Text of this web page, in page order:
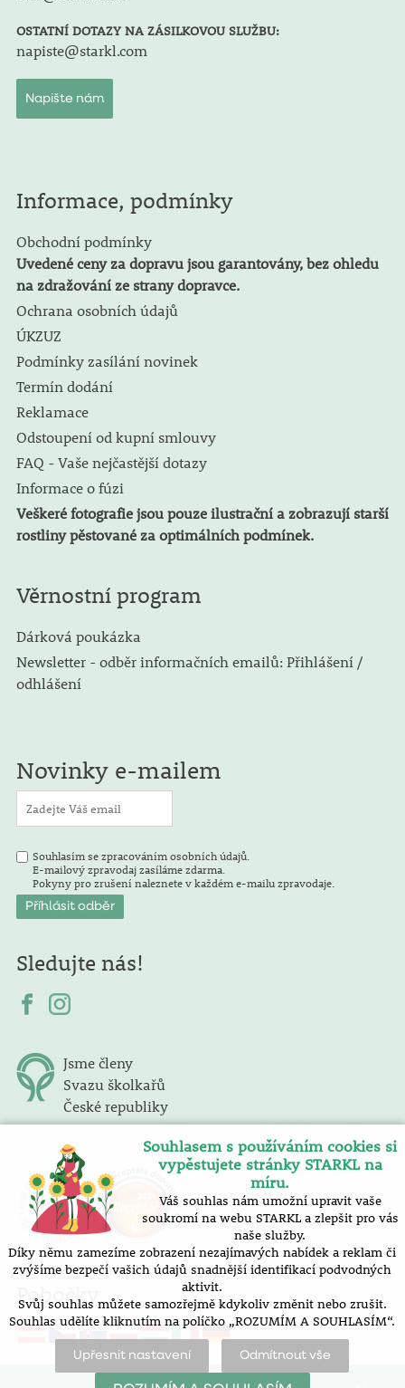
OSTATNÍ DOTAZY NA ZÁSILKOVOU SLUŽBU:
napiste@starkl.com
Napište nám
Informace, podmínky
Obchodní podmínky
Uvedené ceny za dopravu jsou garantovány, bez ohledu
na zdražování ze strany dopravce.
Ochrana osobních údajů
ÚKZUZ
Podmínky zasílání novinek
Termín dodání
Reklamace
Odstoupení od kupní smlouvy
FAQ - Vaše nejčastější dotazy
Informace o fúzi
Veškeré fotografie jsou pouze ilustrační a zobrazují starší
rostliny pěstované za optimálních podmínek.
Věrnostní program
Dárková poukázka
Newsletter - odběr informačních emailů: Přihlášení /
odhlášení
Novinky e-mailem
Souhlasím se zpracováním osobních údajů.
E-mailový zpravodaj zasíláme zdarma.
Pokyny pro zrušení naleznete v každém e-mailu zpravodaje.
Sledujte nás!
Jsme členy
Svazu školkařů
České republiky
Pobočky
Souhlasem s používáním cookies si
vypěstujete stránky STARKL na
míru.
Váš souhlas nám umožní upravit vaše
soukromí na webu STARKL a zlepšit pro vás
naše služby.
Díky němu zamezíme zobrazení nezajímavých nabídek a reklam či
zvýšíme bezpečí vašich údajů snadnější identifikací podvodných
aktivit.
Svůj souhlas můžete samozřejmě kdykoliv změnit nebo zrušit.
Souhlas udělíte kliknutím na políčko „ROZUMÍM A SOUHLASÍM“.
Upřesnit nastavení Odmítnout vše